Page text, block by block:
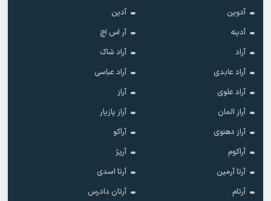
آدوین
آدین
آدینه
آر اس اچ
آراد
آراد شاک
آراد عابدی
آراد عباسی
آراد علوی
آراز
آراز المان
آراز پازیار
آراز دهنوی
آراکو
آراکوم
آرپژ
آرتا آرمین
آرتا اسدی
آرتام
آرتان دادرس